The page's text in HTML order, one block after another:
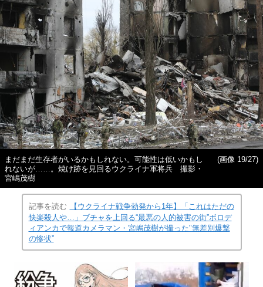
まだまだ生存者がいるかもしれない。可能性は低いかもし
れないが……。焼け跡を見回るウクライナ軍将兵 撮影・
宮嶋茂樹
(画像 19/27)
記事を読む
【ウクライナ戦争勃発から1年】「これはただの
快楽殺人や…」ブチャを上回る“最悪の人的被害の街”ボロデ
ィアンカで報道カメラマン・宮嶋茂樹が撮った"無差別爆撃
の惨状”